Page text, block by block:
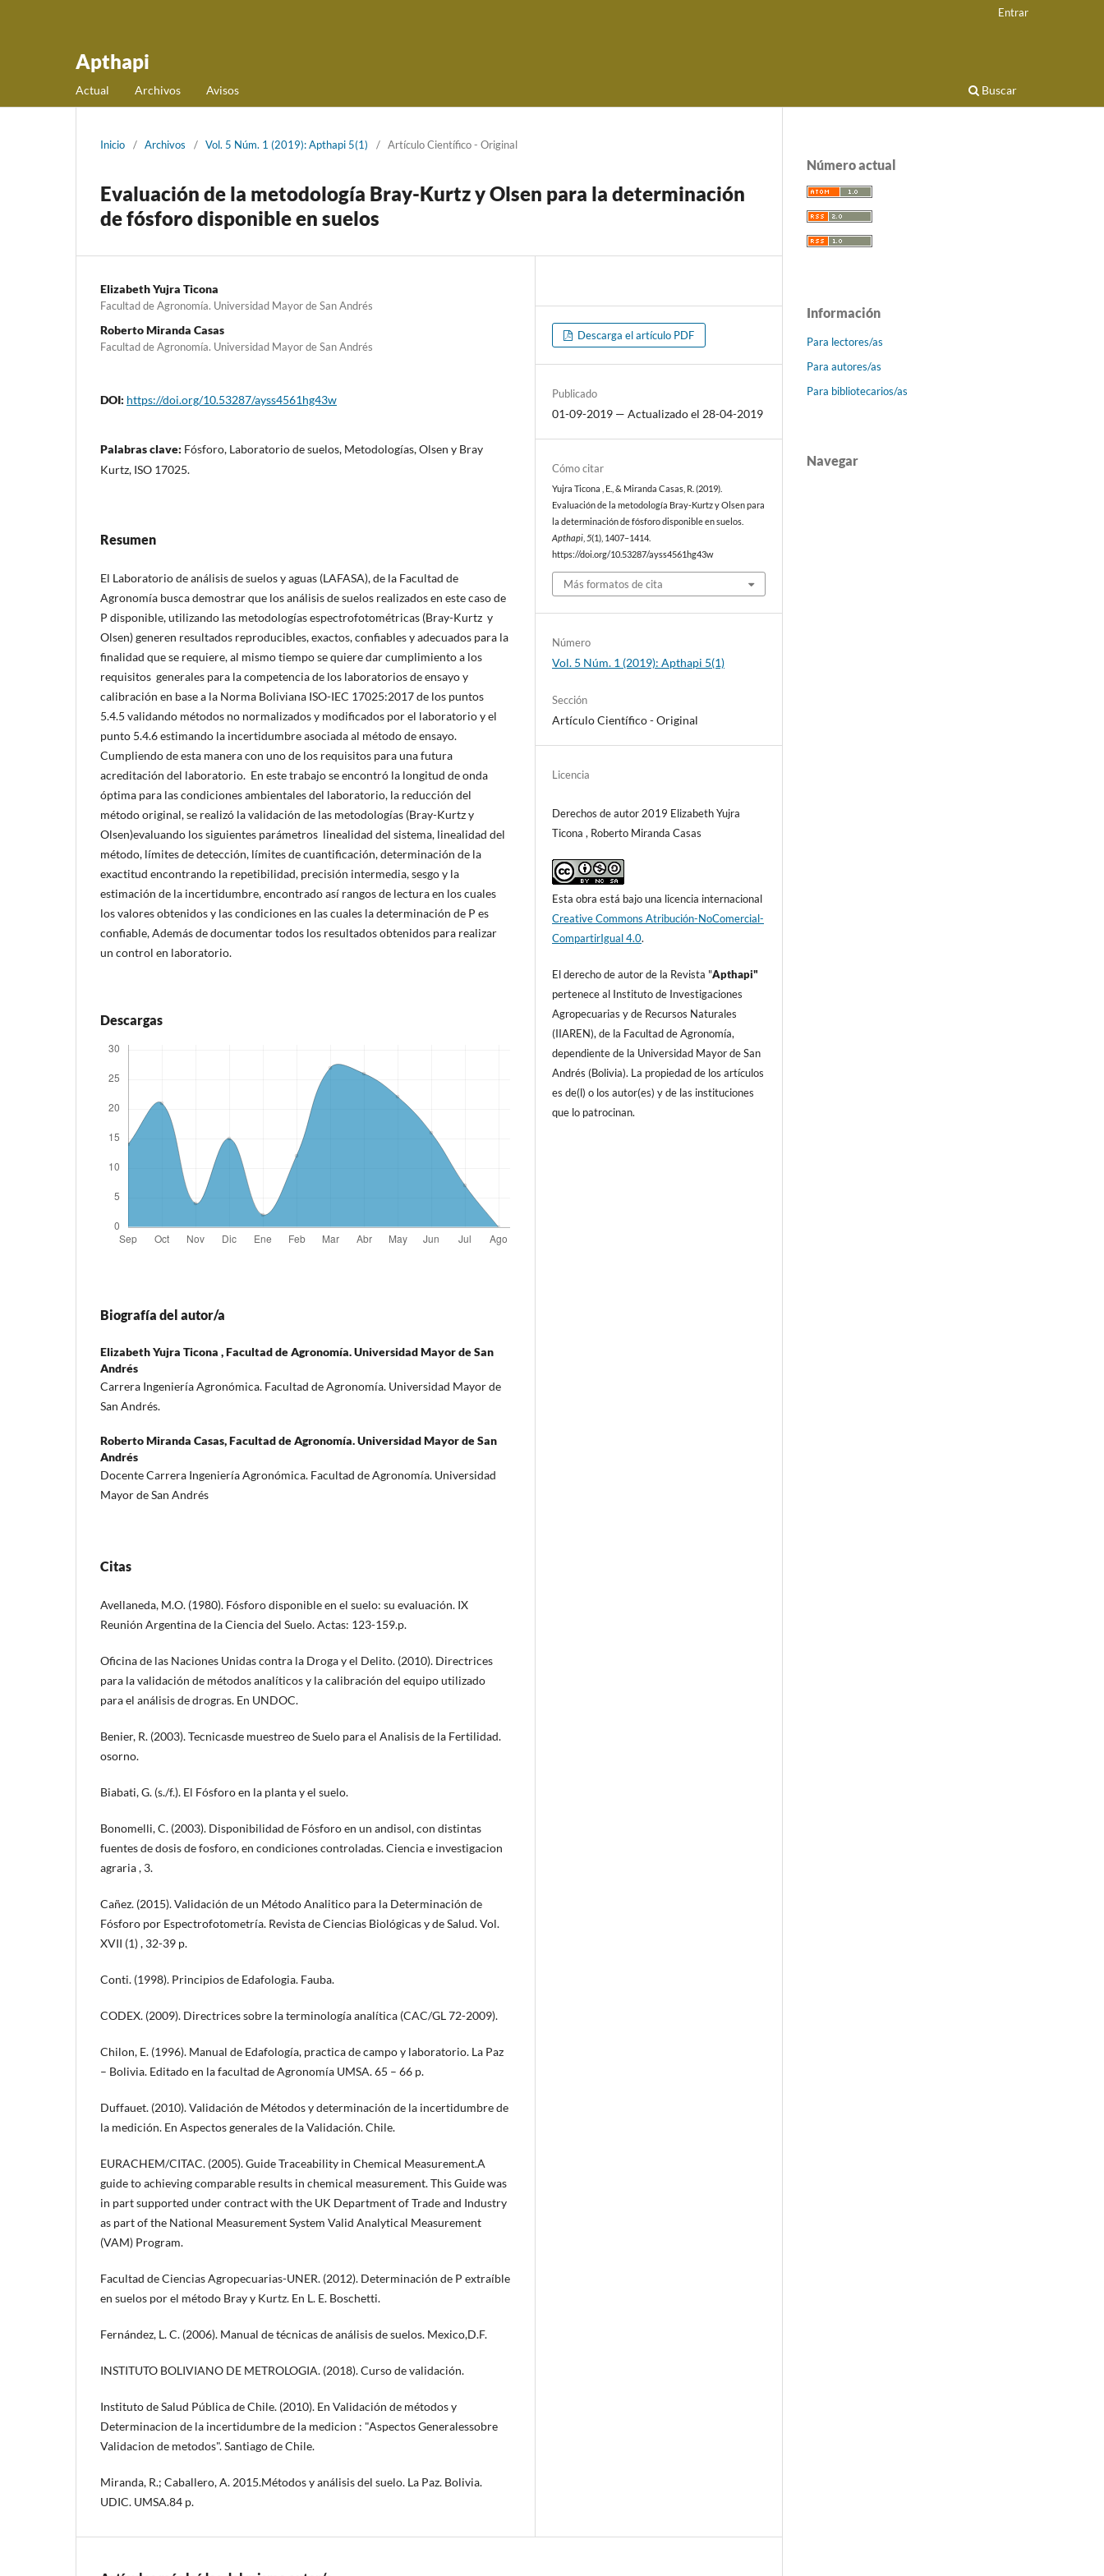
Apthapi
Actual Archivos Avisos Buscar
Entrar
Inicio / Archivos / Vol. 5 Núm. 1 (2019): Apthapi 5(1) / Artículo Cientí­fico - Original
Evaluación de la metodología Bray-Kurtz y Olsen para la determinación
de fósforo disponible en suelos
Elizabeth Yujra Ticona
Facultad de Agronomía. Universidad Mayor de San Andrés
Roberto Miranda Casas
Facultad de Agronomía. Universidad Mayor de San Andrés
DOI: https://doi.org/10.53287/ayss4561hg43w
Palabras clave: Fósforo, Laboratorio de suelos, Metodologías, Olsen y Bray
Kurtz, ISO 17025.
Resumen
El Laboratorio de análisis de suelos y aguas (LAFASA), de la Facultad de
Agronomía busca demostrar que los análisis de suelos realizados en este caso de
P disponible, utilizando las metodologías espectrofotométricas (Bray-Kurtz y
Olsen) generen resultados reproducibles, exactos, confiables y adecuados para la
finalidad que se requiere, al mismo tiempo se quiere dar cumplimiento a los
requisitos generales para la competencia de los laboratorios de ensayo y
calibración en base a la Norma Boliviana ISO-IEC 17025:2017 de los puntos
5.4.5 validando métodos no normalizados y modificados por el laboratorio y el
punto 5.4.6 estimando la incertidumbre asociada al método de ensayo.
Cumpliendo de esta manera con uno de los requisitos para una futura
acreditación del laboratorio. En este trabajo se encontró la longitud de onda
óptima para las condiciones ambientales del laboratorio, la reducción del
método original, se realizó la validación de las metodologías (Bray-Kurtz y
Olsen)evaluando los siguientes parámetros linealidad del sistema, linealidad del
método, límites de detección, límites de cuantificación, determinación de la
exactitud encontrando la repetibilidad, precisión intermedia, sesgo y la
estimación de la incertidumbre, encontrado así rangos de lectura en los cuales
los valores obtenidos y las condiciones en las cuales la determinación de P es
confiable, Además de documentar todos los resultados obtenidos para realizar
un control en laboratorio.
Descargas
Biografía del autor/a
Elizabeth Yujra Ticona ,Facultad de Agronomía. Universidad Mayor de San
Andrés
Carrera Ingeniería Agronómica. Facultad de Agronomía. Universidad Mayor de
San Andrés.
Roberto Miranda Casas,Facultad de Agronomía. Universidad Mayor de San
Andrés
Docente Carrera Ingeniería Agronómica. Facultad de Agronomía. Universidad
Mayor de San Andrés
Citas
Avellaneda, M.O. (1980). Fósforo disponible en el suelo: su evaluación. IX
Reunión Argentina de la Ciencia del Suelo. Actas: 123-159.p.
Oficina de las Naciones Unidas contra la Droga y el Delito. (2010). Directrices
para la validación de métodos analíticos y la calibración del equipo utilizado
para el análisis de drogras. En UNDOC.
Benier, R. (2003). Tecnicasde muestreo de Suelo para el Analisis de la Fertilidad.
osorno.
Biabati, G. (s./f.). El Fósforo en la planta y el suelo.
Bonomelli, C. (2003). Disponibilidad de Fósforo en un andisol, con distintas
fuentes de dosis de fosforo, en condiciones controladas. Ciencia e investigacion
agraria , 3.
Cañez. (2015). Validación de un Método Analitico para la Determinación de
Fósforo por Espectrofotometría. Revista de Ciencias Biológicas y de Salud. Vol.
XVII (1) , 32-39 p.
Conti. (1998). Principios de Edafologia. Fauba.
CODEX. (2009). Directrices sobre la terminología analítica (CAC/GL 72-2009).
Chilon, E. (1996). Manual de Edafología, practica de campo y laboratorio. La Paz
– Bolivia. Editado en la facultad de Agronomía UMSA. 65 – 66 p.
Duffauet. (2010). Validación de Métodos y determinación de la incertidumbre de
la medición. En Aspectos generales de la Validación. Chile.
EURACHEM/CITAC. (2005). Guide Traceability in Chemical Measurement.A
guide to achieving comparable results in chemical measurement. This Guide was
in part supported under contract with the UK Department of Trade and Industry
as part of the National Measurement System Valid Analytical Measurement
(VAM) Program.
Facultad de Ciencias Agropecuarias-UNER. (2012). Determinación de P extraíble
en suelos por el método Bray y Kurtz. En L. E. Boschetti.
Fernández, L. C. (2006). Manual de técnicas de análisis de suelos. Mexico,D.F.
INSTITUTO BOLIVIANO DE METROLOGIA. (2018). Curso de validación.
Instituto de Salud Pública de Chile. (2010). En Validación de métodos y
Determinacion de la incertidumbre de la medicion : "Aspectos Generalessobre
Validacion de metodos". Santiago de Chile.
Miranda, R.; Caballero, A. 2015.Métodos y análisis del suelo. La Paz. Bolivia.
UDIC. UMSA.84 p.
Descarga el artículo PDF
Publicado
01-09-2019 — Actualizado el 28-04-2019
Cómo citar
Yujra Ticona , E., & Miranda Casas, R. (2019).
Evaluación de la metodología Bray-Kurtz y Olsen para
la determinación de fósforo disponible en suelos.
Apthapi ,5(1), 1407–1414.
https://doi.org/10.53287/ayss4561hg43w
Más formatos de cita
Número
Vol. 5 Núm. 1 (2019): Apthapi 5(1)
Sección
Artículo Cientí­fico - Original
Licencia
Derechos de autor 2019 Elizabeth Yujra
Ticona , Roberto Miranda Casas
Esta obra está bajo una licencia internacional
Creative Commons Atribución-NoComercial-
CompartirIgual 4.0.
El derecho de autor de la Revista "Apthapi"
pertenece al Instituto de Investigaciones
Agropecuarias y de Recursos Naturales
(IIAREN), de la Facultad de Agronomí­a,
dependiente de la Universidad Mayor de San
Andrés (Bolivia). La propiedad de los artí­culos
es de(l) o los autor(es) y de las instituciones
que lo patrocinan.
Número actual
Información
Para lectores/as
Para autores/as
Para bibliotecarios/as
Navegar